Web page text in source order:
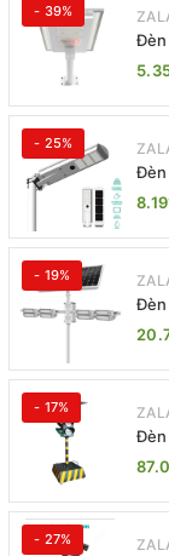
- 39%
Đèn
ZL-
- 25%
Đèn
- 19%
Đèn
Jsc
- 17%
Đèn
- 27%